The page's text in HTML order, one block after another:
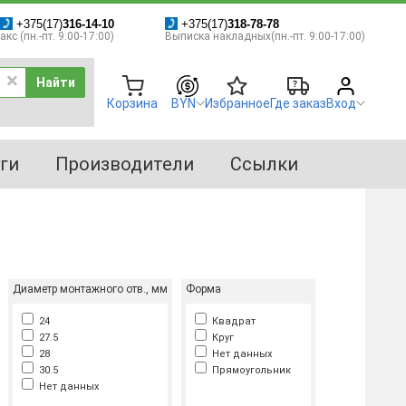
+375(17)316-14-10
(пн.-пт. 9:00-17:00)
+375(17)318-78-78
Выписка накладных(пн.-пт. 9:00-17:00)
Найти
Корзина
BYN ИзбранноеГде заказВход
Производители Ссылки
Диаметр монтажного отв., мм
24
27.5
28
30.5
Нет данных
Форма
Квадрат
Круг
Нет данных
Прямоугольник